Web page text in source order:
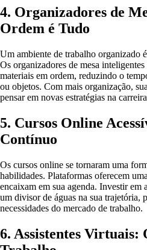
4. Organizadores de
Ordem é Tudo
Um ambiente de trabalho organizado
Os organizadores de mesa
materiais em ordem, reduzindo o
ou objetos. Com mais organização,
pensar em novas estratégias na
5. Cursos Online
Contínuo
Os cursos online se tornaram uma
habilidades. Plataformas oferecem
encaixam em sua agenda. Investir em
um divisor de águas na sua trajetória,
necessidades do mercado de trabalho.
6. Assistentes Virtuais: